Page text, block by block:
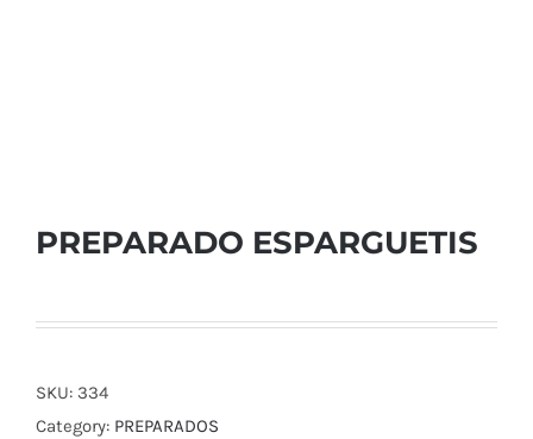
PREPARADO ESPARGUETIS
SKU: 334
Category: PREPARADOS